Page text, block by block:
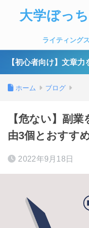
大学ぼっ
ライティング
【初心者向け】文章
ホーム ブログ
【危ない】副
由3個とおすす
2022年9月18日